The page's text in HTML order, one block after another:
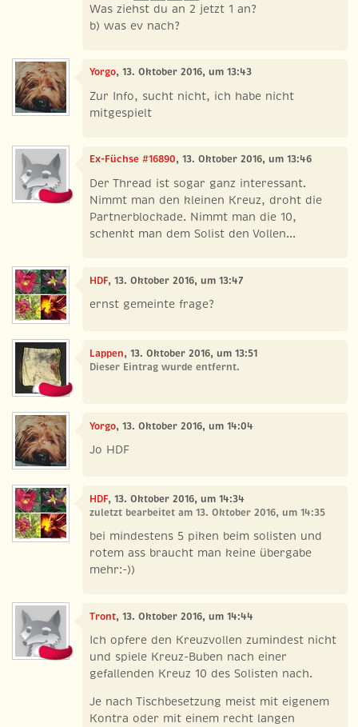
Was ziehst du an 2 jetzt 1 an?
b) was ev nach?
Yorgo, 13. Oktober 2016, um 13:43
Zur Info, sucht nicht, ich habe nicht
mitgespielt
Ex-Füchse #16890, 13. Oktober 2016, um 13:46
Der Thread ist sogar ganz interessant.
Nimmt man den kleinen Kreuz, droht die
Partnerblockade. Nimmt man die 10,
schenkt man dem Solist den Vollen...
HDF, 13. Oktober 2016, um 13:47
ernst gemeinte frage?
Lappen, 13. Oktober 2016, um 13:51
Dieser Eintrag wurde entfernt.
Yorgo, 13. Oktober 2016, um 14:04
Jo HDF
HDF, 13. Oktober 2016, um 14:34
zuletzt bearbeitet am 13. Oktober 2016, um 14:35
bei mindestens 5 piken beim solisten und
rotem ass braucht man keine übergabe
mehr:-))
Tront, 13. Oktober 2016, um 14:44
Ich opfere den Kreuzvollen zumindest nicht
und spiele Kreuz-Buben nach einer
gefallenden Kreuz 10 des Solisten nach.
Je nach Tischbesetzung meist mit eigenem
Kontra oder mit einem recht langen